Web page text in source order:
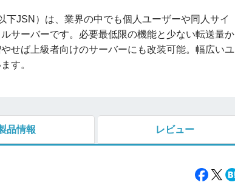
下JSN）は、業界の中でも個人ユーザーや同人サイ
サーバーです。必要最低限の機能と少ない転送量か
せば上級者向けのサーバーにも改装可能。幅広いユ
す。
品情報 レビュー